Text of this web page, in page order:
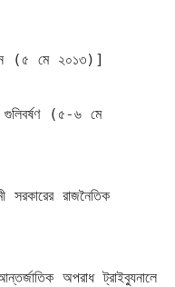
(৫ মে ২০১৩)]
গুলিবর্ষণ (৫-৬ মে
রাজনৈতিক
অপরাধ ট্রাইব্যুনালে